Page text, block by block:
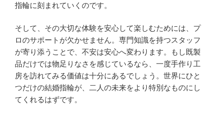
指輪に刻まれていくのです。
そして、その大切な体験を安心して楽しむためには、プ
ロのサポートが欠かせません。専門知識を持つスタッフ
が寄り添うことで、不安は安心へ変わります。もし既製
品だけでは物足りなさを感じているなら、一度手作り工
房を訪れてみる価値は十分にあるでしょう。世界にひと
つだけの結婚指輪が、二人の未来をより特別なものにし
てくれるはずです。